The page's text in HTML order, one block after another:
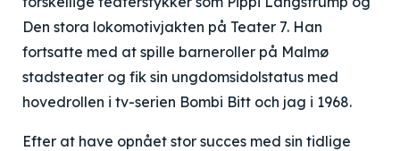
Den stora lokomotivjakten på Teater 7. Han
fortsatte med at spille barneroller på Malmø
stadsteater og fik sin ungdomsidolstatus med
hovedrollen i tv-serien Bombi Bitt och jag i 1968.
Efter at have opnået stor succes med sin tidlige